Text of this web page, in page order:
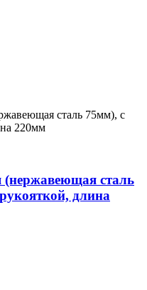
(нержавеющая сталь
длина